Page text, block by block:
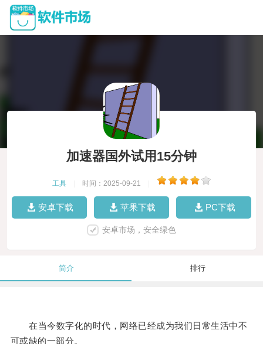
加速器国外试用15分钟
工具 时间：2025-09-21
安卓下载 苹果下载 PC下载
安卓市场，安全绿色
简介 排行
在当今数字化的时代，网络已经成为我们日常生活中不
可或缺的一部分。